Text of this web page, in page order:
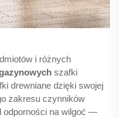
i różnych
szafki
drewniane dzięki swojej
zakresu czynników
odporności na wilgoć —